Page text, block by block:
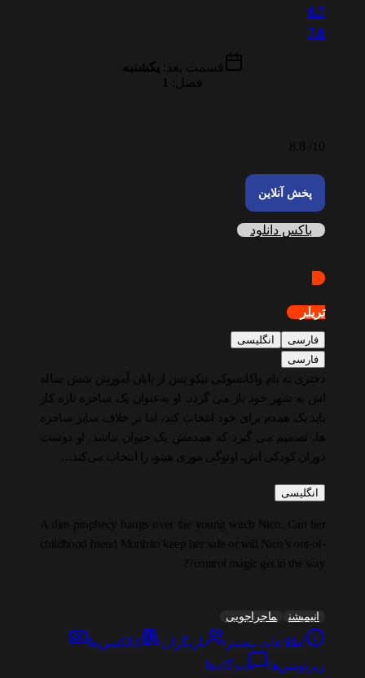
6.7
7.6
قسمت بعد:
یکشنبه
فصل:
10/
8.8
پخش آنلاین
باکس دانلود
تریلر
فارسی
انگلیسی
فارسی
دختری به نام واکاتسوکی نیکو پس از پایان آموزش شش ساله
اش به شهر خود باز می گردد. او به‌عنوان یک ساحره تازه کار
باید یک همدم برای خود انتخاب کند، اما بر خلاف سایر ساحره
ها، تصمیم می گیرد که همدمش یک حیوان نباشد. او دوست
دوران کودکی اش، اوتوگی مور‌ی هیتو، را انتخاب می‌کند…
انگلیسی
A dire prophecy hangs over the young witch Nico. Can her
childhood friend Morihito keep her safe or will Nico’s out-of-
control magic get in the way??
انیمیشن ماجراجویی
اطلاعات بیشتر بازیگران
کالکشن‌ها
زیرنویس‌ها
دیدگاه‌ها